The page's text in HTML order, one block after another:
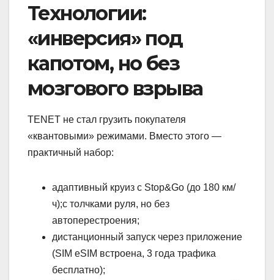
Технологии:
«инверсия» под
капотом, но без
мозгового взрыва
TENET не стал грузить покупателя
«квантовыми» режимами. Вместо этого —
практичный набор:
адаптивный круиз с Stop&Go (до 180 км/
ч);с толчками руля, но без
автоперестроения;
дистанционный запуск через приложение
(SIM eSIM встроена, 3 года трафика
бесплатно);